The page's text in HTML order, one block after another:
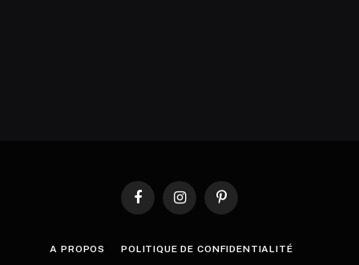
FacebookInstagramPinterest
A PROPOS POLITIQUE DE CONFIDENTIALITÉ